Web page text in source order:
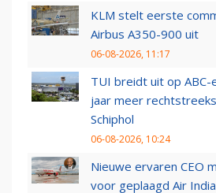
KLM stelt eerste
Airbus A350-900 uit
06-08-2026, 11:17
TUI breidt uit op ABC-
jaar meer
Schiphol
06-08-2026, 10:24
Nieuwe ervaren CEO
voor geplaagd Air India